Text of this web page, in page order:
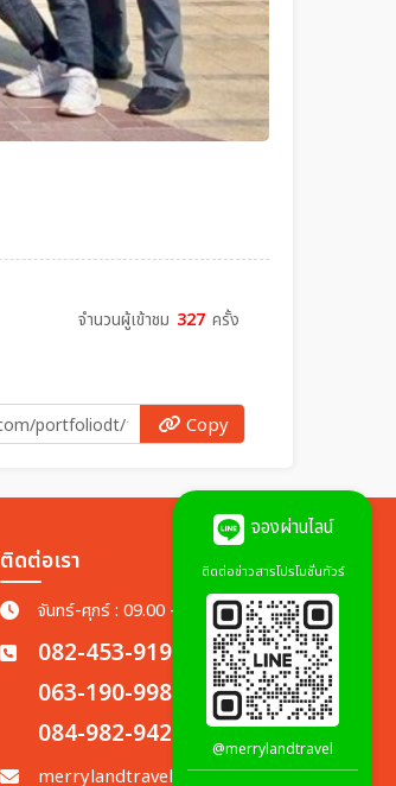
จำนวนผู้เข้าชม 327 ครั้ง
Copy
ติดต่อเรา
จันทร์-ศุกร์ : 09.00 - 18.00 น.
082-453-9198
063-190-9988
084-982-9428
merrylandtravel.th@gmail.com
จองผ่านไลน์
ติดต่อข่าวสารโปรโมชั่นทัวร์
@merrylandtravel